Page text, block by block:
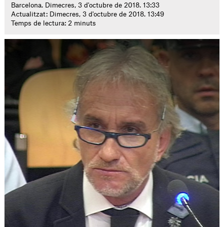
Barcelona. Dimecres, 3 d'octubre de 2018. 13:33
Actualitzat: Dimecres, 3 d'octubre de 2018. 13:49
Temps de lectura: 2 minuts